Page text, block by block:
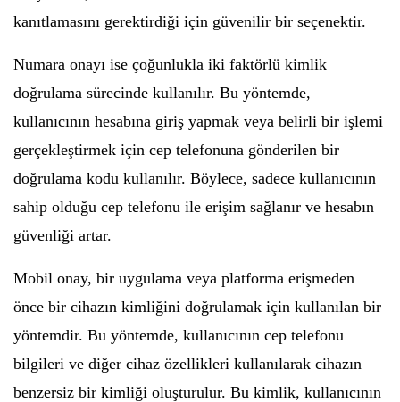
kanıtlamasını gerektirdiği için güvenilir bir seçenektir.
Numara onayı ise çoğunlukla iki faktörlü kimlik
doğrulama sürecinde kullanılır. Bu yöntemde,
kullanıcının hesabına giriş yapmak veya belirli bir işlemi
gerçekleştirmek için cep telefonuna gönderilen bir
doğrulama kodu kullanılır. Böylece, sadece kullanıcının
sahip olduğu cep telefonu ile erişim sağlanır ve hesabın
güvenliği artar.
Mobil onay, bir uygulama veya platforma erişmeden
önce bir cihazın kimliğini doğrulamak için kullanılan bir
yöntemdir. Bu yöntemde, kullanıcının cep telefonu
bilgileri ve diğer cihaz özellikleri kullanılarak cihazın
benzersiz bir kimliği oluşturulur. Bu kimlik, kullanıcının